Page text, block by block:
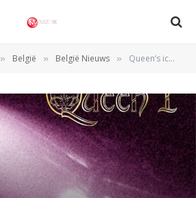
» België » België Nieuws » Queen’s iconische debuutalbum herleeft in nieuwe uitgave